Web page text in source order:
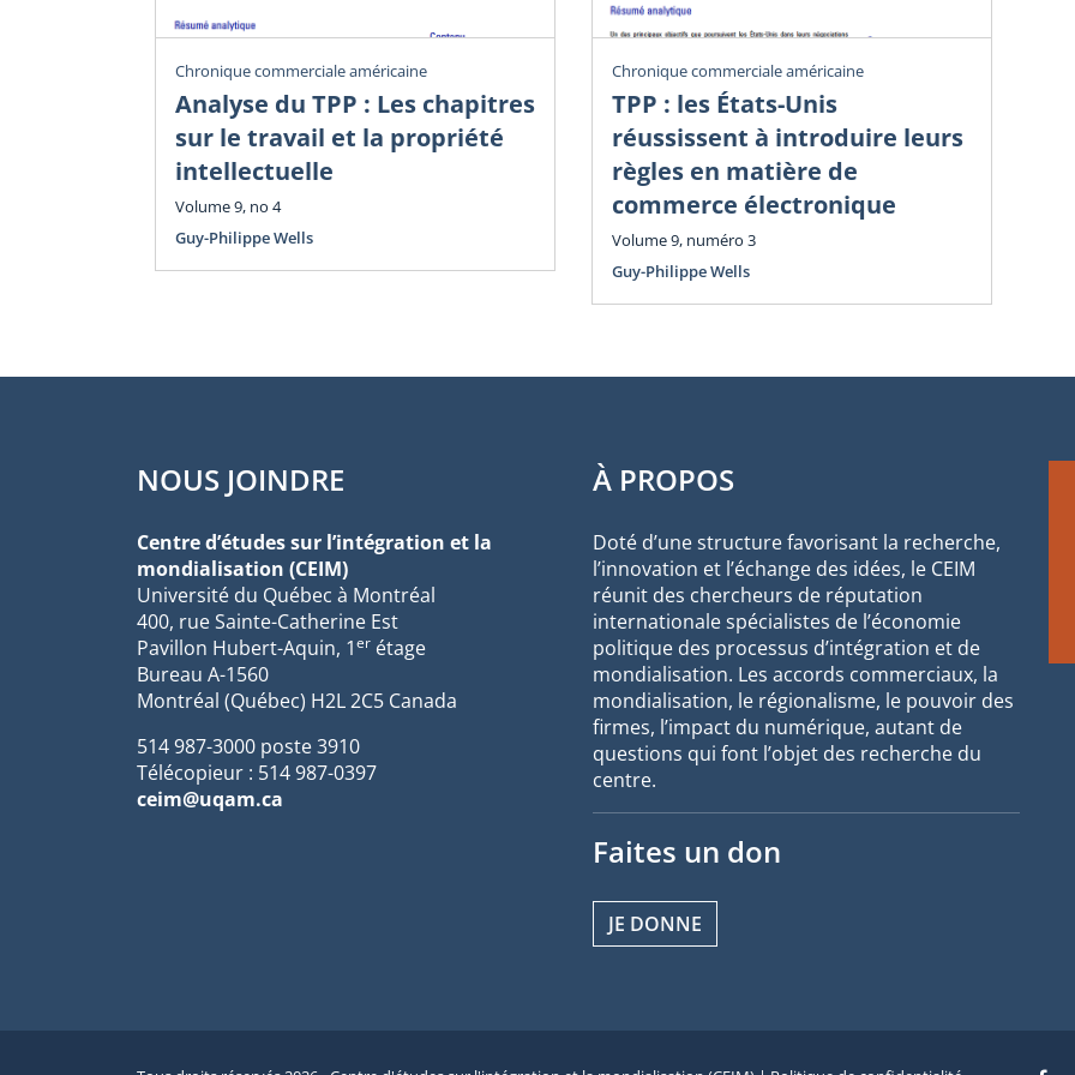
Chronique commerciale américaine
Analyse du TPP : Les chapitres
sur le travail et la propriété
intellectuelle
Volume 9, no 4
Guy-Philippe Wells
Chronique commerciale américaine
TPP : les États-Unis
réussissent à introduire leurs
règles en matière de
commerce électronique
Volume 9, numéro 3
Guy-Philippe Wells
NOUS JOINDRE
Centre d’études sur l’intégration et la
mondialisation (CEIM)
Université du Québec à Montréal
400, rue Sainte-Catherine Est
Pavillon Hubert-Aquin, 1er étage
Bureau A-1560
Montréal (Québec) H2L 2C5 Canada
514 987-3000 poste 3910
Télécopieur : 514 987-0397
ceim@uqam.ca
À PROPOS
Doté d’une structure favorisant la recherche,
l’innovation et l’échange des idées, le CEIM
réunit des chercheurs de réputation
internationale spécialistes de l’économie
politique des processus d’intégration et de
mondialisation. Les accords commerciaux, la
mondialisation, le régionalisme, le pouvoir des
firmes, l’impact du numérique, autant de
questions qui font l’objet des recherche du
centre.
Faites un don
JE DONNE